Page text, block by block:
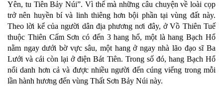
Yên, tu Tiên Bảy Núi”. Vì thế mà những câu chuyện về loài cọp
trở nên huyền bí và linh thiêng hơn bội phần tại vùng đất này.
Theo lời kể của người dân địa phương nơi đây, ở Vồ Thiên Tuế
thuộc Thiên Cấm Sơn có đến 3 hang hổ, một là hang Bạch Hổ
nằm ngay dưới bờ vực sâu, một hang ở ngay nhà lão đạo sĩ Ba
Lưới và cái còn lại ở điện Bát Tiên. Trong số đó, hang Bạch Hổ
nổi danh hơn cả và được nhiều người đến cúng viếng trong mỗi
lần hành hương đến vùng Thất Sơn Bảy Núi này.